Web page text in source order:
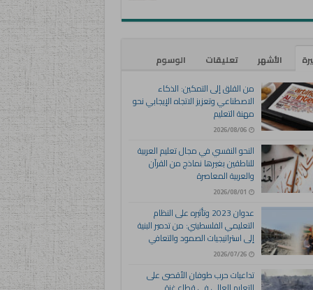
الأشهر تعليقات
الوسوم
من القلق إلى التمكين: الذكاء
الاصطناعي وتعزيز الاتجاه الإيجابي نحو
مهنة التعليم
2026/08/06
النحو النفسي في مجال تعليم العربية
للناطقين بغيرها نماذج من القرآن
والعربية المعاصرة
2026/08/01
عدوان 2023 وتأثيره على النظام
التعليمي الفلسطيني: من تدمير البنية
إلى استراتيجيات الصمود والتعافي
2026/07/26
تداعيات حرب طوفان الأقصى على